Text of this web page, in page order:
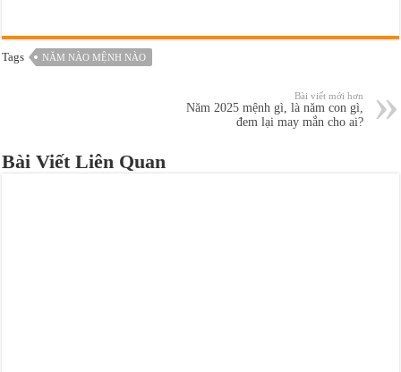
Tags NĂM NÀO MỆNH NÀO
Bài viết mới hơn
Năm 2025 mệnh gì, là năm con gì,
đem lại may mắn cho ai?
Bài Viết Liên Quan